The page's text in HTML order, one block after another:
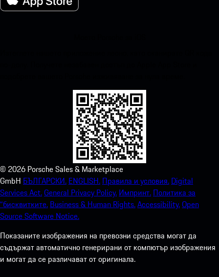
© 2026 Porsche Sales & Marketplace
GmbH БЪЛГАРСКИ. ENGLISH. Правила и условия. Digital
Services Act.General Privacy Policy. Импринт. Политика за
“бисквитките. Business & Human Rights.Accessibility.Open
Source Software Notice.
Показаните изображения на превозни средства могат да
съдържат автоматично генерирани от компютър изображения
и могат да се различават от оригинала.